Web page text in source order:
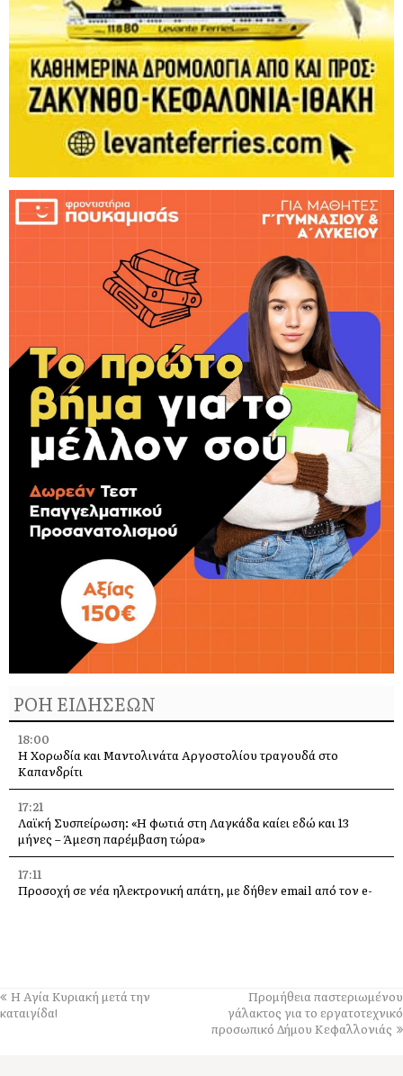
ΡΟΗ ΕΙΔΗΣΕΩΝ
18:00
Η Χορωδία και Μαντολινάτα Αργοστολίου τραγουδά στο
Καπανδρίτι
17:21
Λαϊκή Συσπείρωση: «Η φωτιά στη Λαγκάδα καίει εδώ και 13
μήνες – Άμεση παρέμβαση τώρα»
17:11
Προσοχή σε νέα ηλεκτρονική απάτη, με δήθεν email από τον e-
16:00
«Βούλιαξε» η Κεφαλονιά από κόσμο – 4 κρουαζιερόπλοια και
χιλιάδες επισκέπτες σε Αργοστόλι και Σάμη
Η Αγία Κυριακή μετά την
καταιγίδα!
Προμήθεια παστεριωμένου
γάλακτος για το εργατοτεχνικό
προσωπικό Δήμου Κεφαλλονιάς